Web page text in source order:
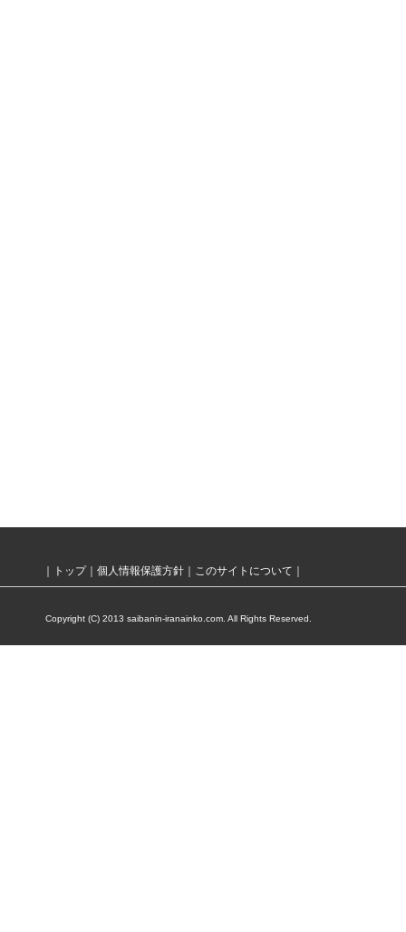
トップ｜ 個人情報保護方針 このサイトについて
Copyright (C) 2013 saibanin-iranainko.com. All Rights Reserved.